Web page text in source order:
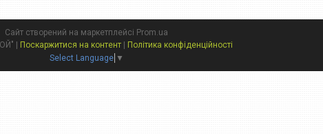
Сайт створений на маркетплейсі Prom.ua
Поскаржитися на контент
Політика конфіденційності
Select Language ▼